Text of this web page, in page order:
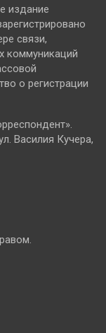
издание
связи,
коммуникаций
о регистрации
Василия Кучера,